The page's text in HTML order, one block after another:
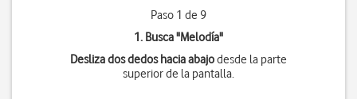
Paso 1 de 9
1. Busca "Melodía"
Desliza dos dedos hacia abajodesde la parte
superior de la pantalla.